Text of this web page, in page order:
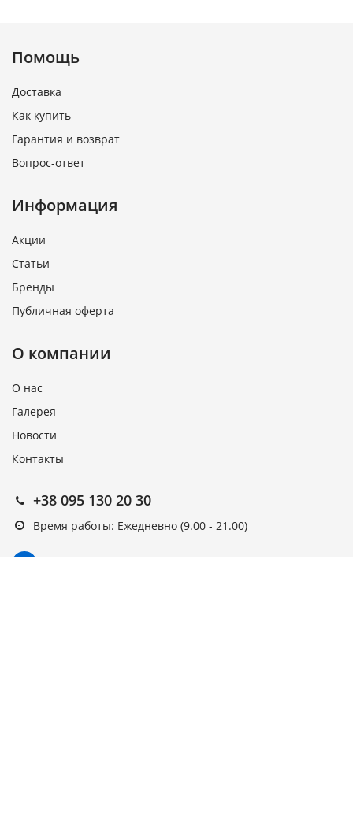
Помощь
Доставка
Как купить
Гарантия и возврат
Вопрос-ответ
Информация
Акции
Статьи
Бренды
Публичная оферта
О компании
О нас
Галерея
Новости
Контакты
+38 095 130 20 30
Время работы: Ежедневно (9.00 - 21.00)